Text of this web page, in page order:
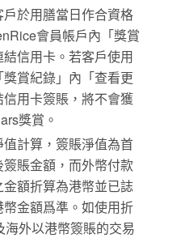
於用膳當日作合資格
會員帳戶內「獎賞
信用卡。若客戶使用
賞紀錄」內「查看更
用卡簽賬，將不會獲
獎賞。
計算，簽賬淨值為首
賬金額，而外幣付款
額折算為港幣並已誌
金額爲準。如使用折
外以港幣簽賬的交易